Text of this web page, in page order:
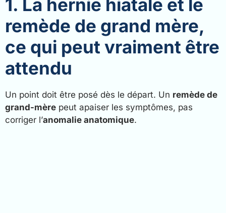
1. La hernie hiatale et le
remède de grand mère,
ce qui peut vraiment être
attendu
Un point doit être posé dès le départ. Un remède de
grand-mère peut apaiser les symptômes, pas
corriger l’anomalie anatomique.